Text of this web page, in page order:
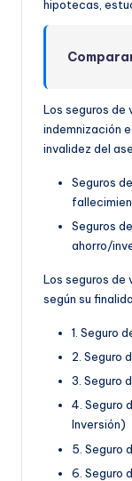
hipotecas,
Los seguros de
indemnización
invalidez del
Seguros
Seguros
ahorro/
Los seguros de
según su
1. Seguro
2. Seguro
3. Seguro
4. Seguro
Inversión)
5. Seguro
6. Seguro